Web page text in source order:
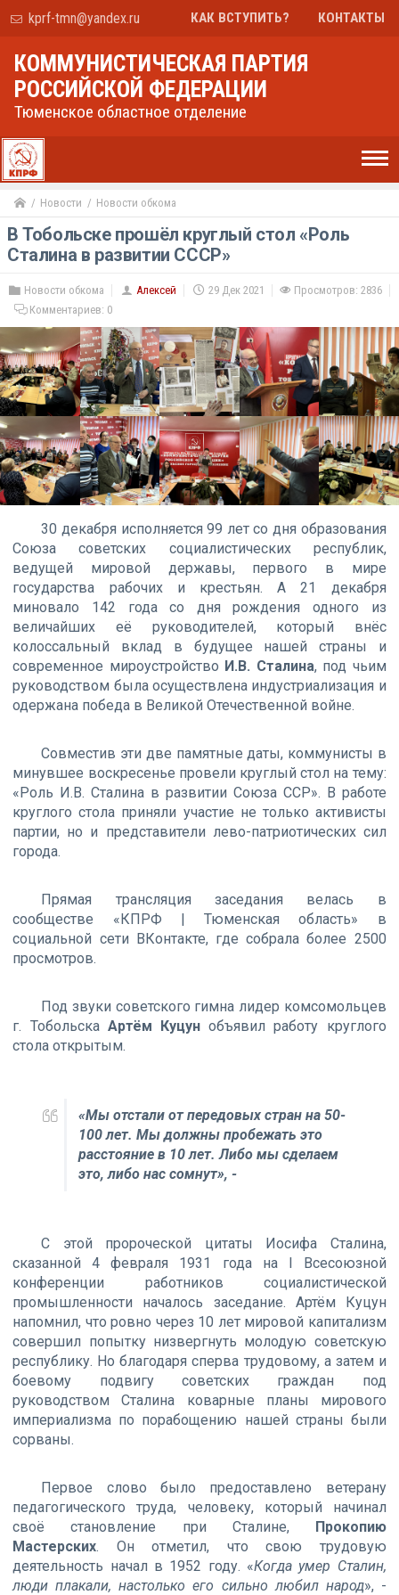
kprf-tmn@yandex.ru КАК ВСТУПИТЬ? КОНТАКТЫ
КОММУНИСТИЧЕСКАЯ ПАРТИЯ
РОССИЙСКОЙ ФЕДЕРАЦИИ
Тюменское областное отделение
Новости Новости обкома
В Тобольске прошёл круглый стол «Роль
Сталина в развитии СССР»
Новости обкома Алексей 29 Дек 2021
Просмотров: 2836
Комментариев: 0
30 декабря исполняется 99 лет со дня образования
Союза советских социалистических республик,
ведущей мировой державы, первого в мире
государства рабочих и крестьян. А 21 декабря
миновало 142 года со дня рождения одного из
величайших её руководителей, который внёс
колоссальный вклад в будущее нашей страны и
современное мироустройство И.В. Сталина, под чьим
руководством была осуществлена индустриализация и
одержана победа в Великой Отечественной войне.
Совместив эти две памятные даты, коммунисты в
минувшее воскресенье провели круглый стол на тему:
«Роль И.В. Сталина в развитии Союза ССР». В работе
круглого стола приняли участие не только активисты
партии, но и представители лево-патриотических сил
города.
Прямая трансляция заседания велась в
сообществе «КПРФ | Тюменская область» в
социальной сети ВКонтакте, где собрала более 2500
просмотров.
Под звуки советского гимна лидер комсомольцев
г. Тобольска Артём Куцун объявил работу круглого
стола открытым.
«Мы отстали от передовых стран на 50-
100 лет. Мы должны пробежать это
расстояние в 10 лет. Либо мы сделаем
это, либо нас сомнут», -
C этой пророческой цитаты Иосифа Сталина,
сказанной 4 февраля 1931 года на I Всесоюзной
конференции работников социалистической
промышленности началось заседание. Артём Куцун
напомнил, что ровно через 10 лет мировой капитализм
совершил попытку низвергнуть молодую советскую
республику. Но благодаря сперва трудовому, а затем и
боевому подвигу советских граждан под
руководством Сталина коварные планы мирового
империализма по порабощению нашей страны были
сорваны.
Первое слово было предоставлено ветерану
педагогического труда, человеку, который начинал
своё становление при Сталине, Прокопию
Мастерских. Он отметил, что свою трудовую
деятельность начал в 1952 году. «Когда умер Сталин,
люди плакали, настолько его сильно любил народ», -